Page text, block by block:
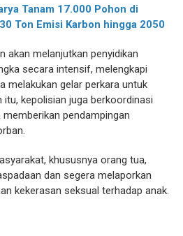
Tanam 17.000 Pohon di
Ton Emisi Karbon hingga 2050
akan melanjutkan penyidikan
secara intensif, melengkapi
melakukan gelar perkara untuk
itu, kepolisian juga berkoordinasi
pendampingan
khususnya orang tua,
dan segera melaporkan
kekerasan seksual terhadap anak.